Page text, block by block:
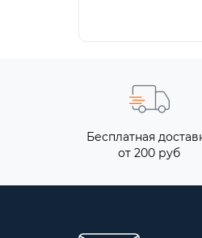
Бесплатная
от 200 руб